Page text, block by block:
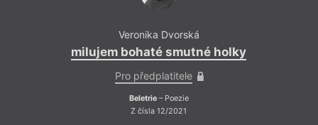
Veronika Dvorská
milujem bohaté smutné holky
Pro předplatitele
Beletrie– Poezie
Z čísla 12/2021